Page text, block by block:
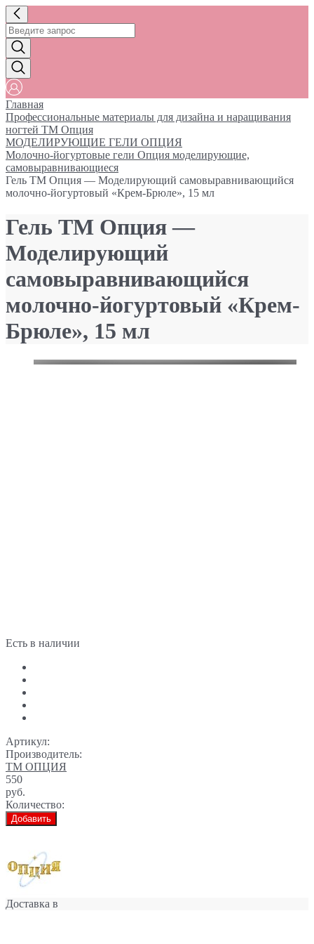
Главная
Профессиональные материалы для дизайна и наращивания
ногтей ТМ Опция
МОДЕЛИРУЮЩИЕ ГЕЛИ ОПЦИЯ
Молочно-йогуртовые гели Опция моделирующие,
самовыравнивающиеся
Гель ТМ Опция — Моделирующий самовыравнивающийся
молочно-йогуртовый «Крем-Брюле», 15 мл
Гель ТМ Опция —
Моделирующий
самовыравнивающийся
молочно-йогуртовый «Крем-
Брюле», 15 мл
Есть в наличии
Артикул:
Производитель:
ТМ ОПЦИЯ
550
руб.
Количество:
Добавить
Доставка в